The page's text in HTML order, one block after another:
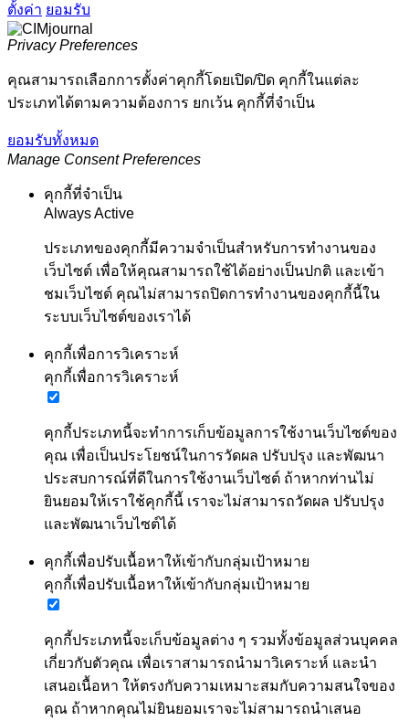
ตั้งค่า ยอมรับ
Privacy Preferences
คุณสามารถเลือกการตั้งค่าคุกกี้โดยเปิด/ปิด คุกกี้ในแต่ละ
ประเภทได้ตามความต้องการ ยกเว้น คุกกี้ที่จำเป็น
ยอมรับทั้งหมด
Manage Consent Preferences
คุกกี้ที่จำเป็น
Always Active
ประเภทของคุกกี้มีความจำเป็นสำหรับการทำงานของ
เว็บไซต์ เพื่อให้คุณสามารถใช้ได้อย่างเป็นปกติ และเข้า
ชมเว็บไซต์ คุณไม่สามารถปิดการทำงานของคุกกี้นี้ใน
ระบบเว็บไซต์ของเราได้
คุกกี้เพื่อการวิเคราะห์
คุกกี้เพื่อการวิเคราะห์
คุกกี้ประเภทนี้จะทำการเก็บข้อมูลการใช้งานเว็บไซต์ของ
คุณ เพื่อเป็นประโยชน์ในการวัดผล ปรับปรุง และพัฒนา
ประสบการณ์ที่ดีในการใช้งานเว็บไซต์ ถ้าหากท่านไม่
ยินยอมให้เราใช้คุกกี้นี้ เราจะไม่สามารถวัดผล ปรับปรุง
และพัฒนาเว็บไซต์ได้
คุกกี้เพื่อปรับเนื้อหาให้เข้ากับกลุ่มเป้าหมาย
คุกกี้เพื่อปรับเนื้อหาให้เข้ากับกลุ่มเป้าหมาย
คุกกี้ประเภทนี้จะเก็บข้อมูลต่าง ๆ รวมทั้งข้อมูลส่วนบุคคล
เกี่ยวกับตัวคุณ เพื่อเราสามารถนำมาวิเคราะห์ และนำ
เสนอเนื้อหา ให้ตรงกับความเหมาะสมกับความสนใจของ
คุณ ถ้าหากคุณไม่ยินยอมเราจะไม่สามารถนำเสนอ